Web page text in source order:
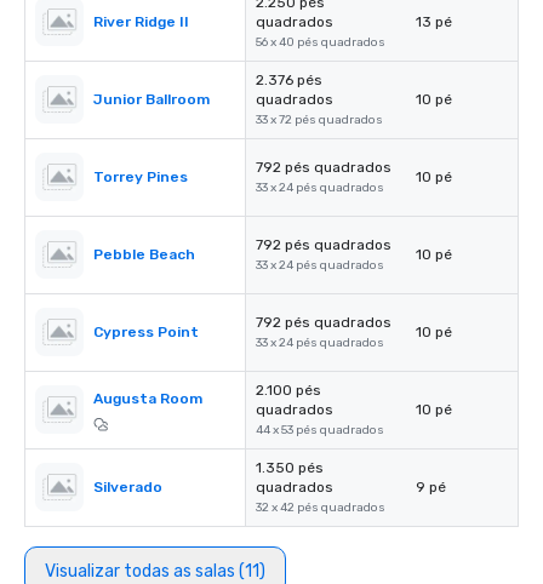
River Ridge II
quadrados
56 x 40 pés quadrados
13 pé
Junior Ballroom
2.376 pés
quadrados
33 x 72 pés quadrados
10 pé
Torrey Pines
792 pés quadrados
33 x 24 pés quadrados
10 pé
Pebble Beach
792 pés quadrados
33 x 24 pés quadrados
10 pé
Cypress Point
792 pés quadrados
33 x 24 pés quadrados
10 pé
Augusta Room
2.100 pés
quadrados
44 x 53 pés quadrados
10 pé
Silverado
1.350 pés
quadrados
32 x 42 pés quadrados
9 pé
Visualizar todas as salas (11)